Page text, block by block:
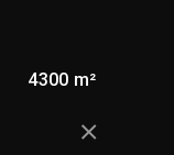
4300 m²